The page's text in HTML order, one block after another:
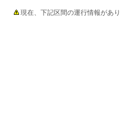
現在、下記区間の運行情報があり